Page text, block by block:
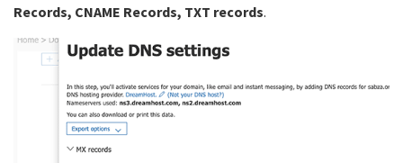
Records, CNAME Records, TXT records.